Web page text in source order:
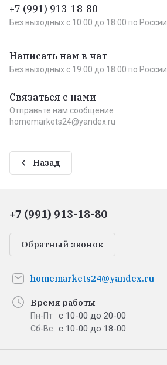
+7 (991) 913-18-80
Без выходных c 10:00 до 18:00 по России.
Написать нам в чат
Без выходных c 19:00 до 18:00 по России.
Связаться с нами
Отправьте нам сообщение
homemarkets24@yandex.ru
Назад
+7 (991) 913-18-80
Обратный звонок
homemarkets24@yandex.ru
Время работы
Пн-Пт с 10-00 до 20-00
Сб-Вс с 10-00 до 18-00